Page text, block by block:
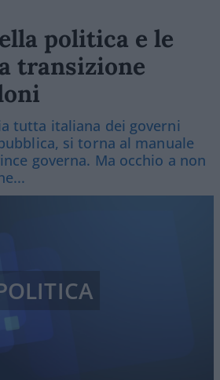
politica e le
transizione
tutta italiana dei governi
si torna al manuale
governa. Ma occhio a non